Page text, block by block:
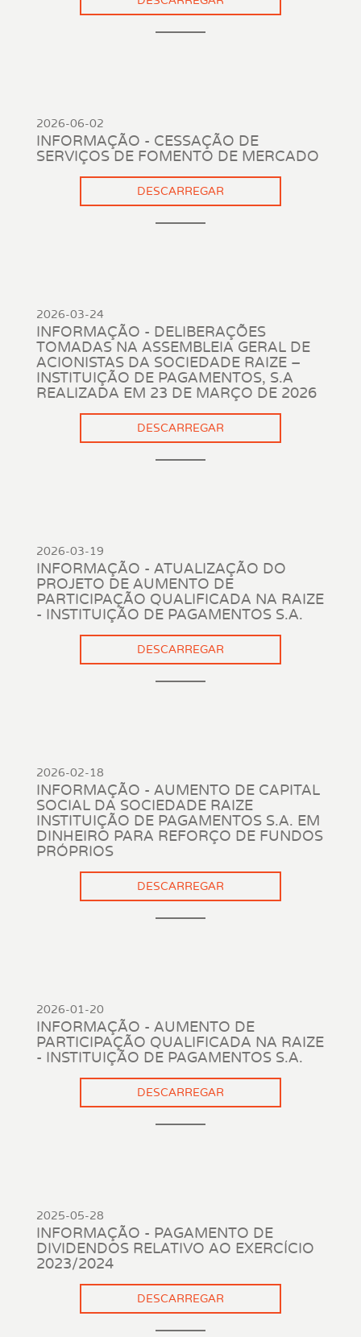
2026-06-02
INFORMAÇÃO - CESSAÇÃO DE
SERVIÇOS DE FOMENTO DE MERCADO
DESCARREGAR
2026-03-24
INFORMAÇÃO - DELIBERAÇÕES
TOMADAS NA ASSEMBLEIA GERAL DE
ACIONISTAS DA SOCIEDADE RAIZE –
INSTITUIÇÃO DE PAGAMENTOS, S.A
REALIZADA EM 23 DE MARÇO DE 2026
DESCARREGAR
2026-03-19
INFORMAÇÃO - ATUALIZAÇÃO DO
PROJETO DE AUMENTO DE
PARTICIPAÇÃO QUALIFICADA NA RAIZE
- INSTITUIÇÃO DE PAGAMENTOS S.A.
DESCARREGAR
2026-02-18
INFORMAÇÃO - AUMENTO DE CAPITAL
SOCIAL DA SOCIEDADE RAIZE
INSTITUIÇÃO DE PAGAMENTOS S.A. EM
DINHEIRO PARA REFORÇO DE FUNDOS
PRÓPRIOS
DESCARREGAR
2026-01-20
INFORMAÇÃO - AUMENTO DE
PARTICIPAÇÃO QUALIFICADA NA RAIZE
- INSTITUIÇÃO DE PAGAMENTOS S.A.
DESCARREGAR
2025-05-28
INFORMAÇÃO - PAGAMENTO DE
DIVIDENDOS RELATIVO AO EXERCÍCIO
2023/2024
DESCARREGAR